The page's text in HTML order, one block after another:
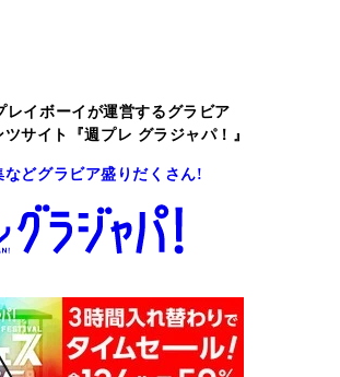
レイボーイが運営するグラビア
ツサイト『週プレ グラジャパ！』
などグラビア盛りだくさん!